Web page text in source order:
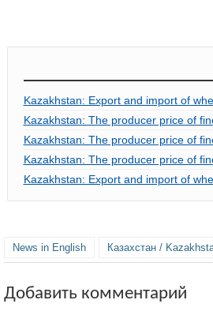
Kazakhstan: Export and import of
Kazakhstan: The producer price of
Kazakhstan: The producer price of
Kazakhstan: The producer price of
Kazakhstan: Export and import of
News in English Казахстан /
Добавить комментарий